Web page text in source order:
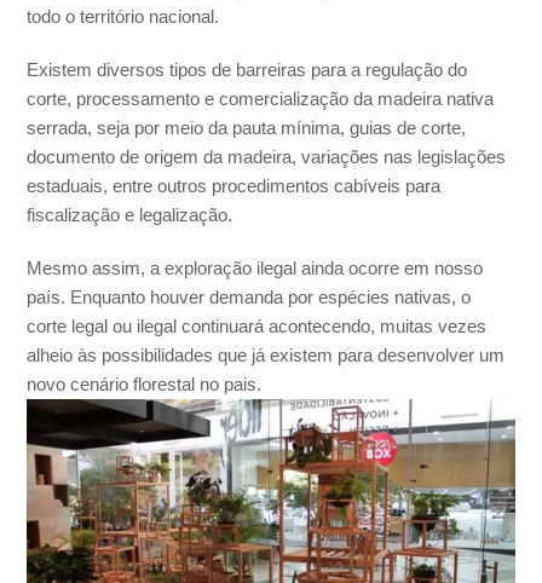
todo o território nacional.
Existem diversos tipos de barreiras para a regulação do
corte, processamento e comercialização da madeira nativa
serrada, seja por meio da pauta mínima, guias de corte,
documento de origem da madeira, variações nas legislações
estaduais, entre outros procedimentos cabíveis para
fiscalização e legalização.
Mesmo assim, a exploração ilegal ainda ocorre em nosso
país. Enquanto houver demanda por espécies nativas, o
corte legal ou ilegal continuará acontecendo, muitas vezes
alheio às possibilidades que já existem para desenvolver um
novo cenário florestal no pais.